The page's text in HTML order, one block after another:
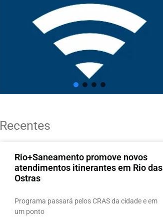
Recentes
Rio+Saneamento promove novos
atendimentos itinerantes em Rio das
Ostras
Programa passará pelos CRAS da cidade e em
um ponto